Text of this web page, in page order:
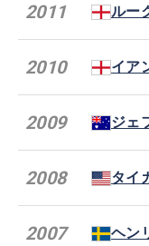
2011 ルー
2010 イア
2009 ジェ
2008 タイ
2007 ヘン